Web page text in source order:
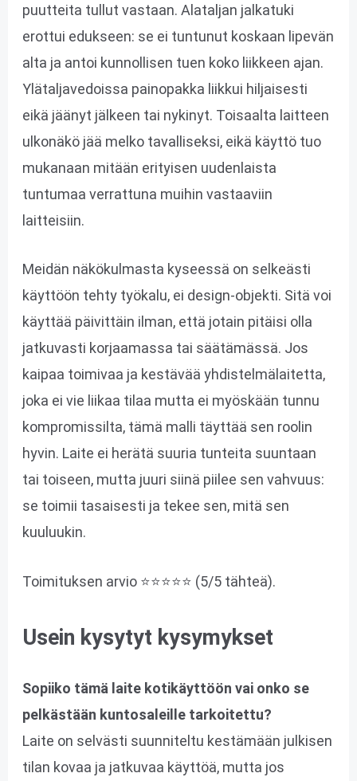
puutteita tullut vastaan. Alataljan jalkatuki
erottui edukseen: se ei tuntunut koskaan lipevän
alta ja antoi kunnollisen tuen koko liikkeen ajan.
Ylätaljavedoissa painopakka liikkui hiljaisesti
eikä jäänyt jälkeen tai nykinyt. Toisaalta laitteen
ulkonäkö jää melko tavalliseksi, eikä käyttö tuo
mukanaan mitään erityisen uudenlaista
tuntumaa verrattuna muihin vastaaviin
laitteisiin.
Meidän näkökulmasta kyseessä on selkeästi
käyttöön tehty työkalu, ei design-objekti. Sitä voi
käyttää päivittäin ilman, että jotain pitäisi olla
jatkuvasti korjaamassa tai säätämässä. Jos
kaipaa toimivaa ja kestävää yhdistelmälaitetta,
joka ei vie liikaa tilaa mutta ei myöskään tunnu
kompromissilta, tämä malli täyttää sen roolin
hyvin. Laite ei herätä suuria tunteita suuntaan
tai toiseen, mutta juuri siinä piilee sen vahvuus:
se toimii tasaisesti ja tekee sen, mitä sen
kuuluukin.
Toimituksen arvio ⭐⭐⭐⭐⭐ (5/5 tähteä).
Usein kysytyt kysymykset
Sopiiko tämä laite kotikäyttöön vai onko se
pelkästään kuntosaleille tarkoitettu?
Laite on selvästi suunniteltu kestämään julkisen
tilan kovaa ja jatkuvaa käyttöä, mutta jos